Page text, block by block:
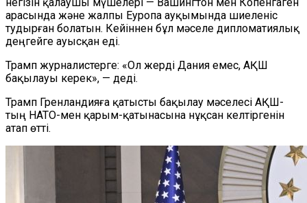
арасында және жалпы Еуропа ауқымында шиеленіс
тудырған болатын. Кейіннен бұл мәселе дипломатиялық
деңгейге ауысқан еді.
Трамп журналистерге: «Ол жерді Дания емес, АҚШ
бақылауы керек», — деді.
Трамп Гренландияға қатысты бақылау мәселесі АҚШ-
тың НАТО-мен қарым-қатынасына нұқсан келтіргенін
атап өтті.